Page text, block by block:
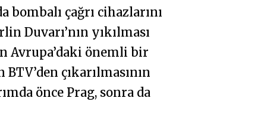
bombalı çağrı cihazlarını
Duvarı’nın yıkılması
Avrupa’daki önemli bir
çıkarılmasının
önce Prag, sonra da